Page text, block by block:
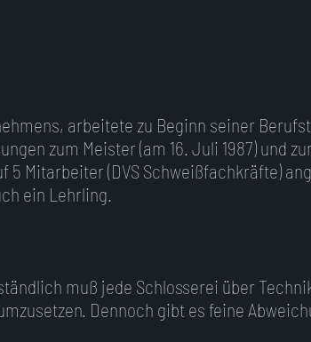
arbeitete zu Beginn seiner
zum Meister (am 16. Juli 1987) und
Mitarbeiter (DVS Schweißfachkräfte)
ein Lehrling.
muß jede Schlosserei über
Dennoch gibt es feine